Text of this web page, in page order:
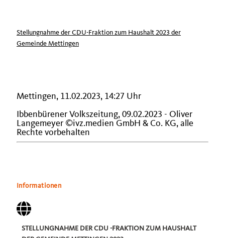
Stellungnahme der CDU-Fraktion zum Haushalt 2023 der
Gemeinde Mettingen
Mettingen, 11.02.2023, 14:27 Uhr
Ibbenbürener Volkszeitung, 09.02.2023 - Oliver
Langemeyer ©ivz.medien GmbH & Co. KG, alle
Rechte vorbehalten
Informationen
STELLUNGNAHME DER CDU -FRAKTION ZUM HAUSHALT